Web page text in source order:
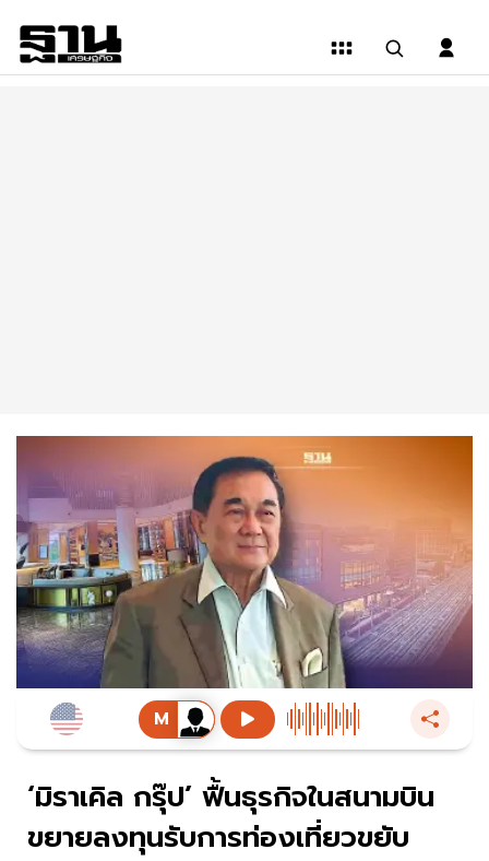
‘มิราเคิล กรุ๊ป’ ฟื้นธุรกิจในสนามบิน
ขยายลงทุนรับการท่องเที่ยวขยับ